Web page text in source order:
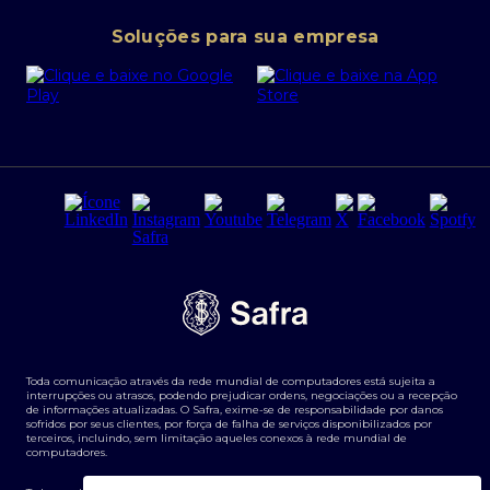
Portal da Privacidade
PRSAC
Regras e Parâmetros de Atuação Banco Safra
Segurança da Informação
Tarifas e serviços Pessoa Física
Transparência de remuneração
Termos e Condições para Portabilidade de Investimento
Cartão Safra Empresas
Empréstimo e financiamentos PJ
Derivativos
Agronegócios
Soluções para sua empresa
Toda comunicação através da rede mundial de computadores está sujeita a
interrupções ou atrasos, podendo prejudicar ordens, negociações ou a recepção
de informações atualizadas. O Safra, exime-se de responsabilidade por danos
sofridos por seus clientes, por força de falha de serviços disponibilizados por
terceiros, incluindo, sem limitação aqueles conexos à rede mundial de
computadores.